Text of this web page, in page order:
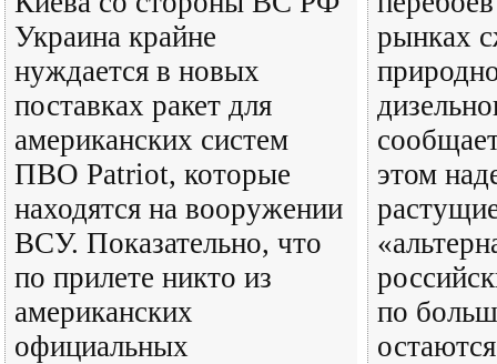
Украина крайне
нуждается в новых
поставках ракет для
американских систем
ПВО Patriot, которые
находятся на вооружении
ВСУ. Показательно, что
по прилете никто из
американских
официальных
рынках
этом
по